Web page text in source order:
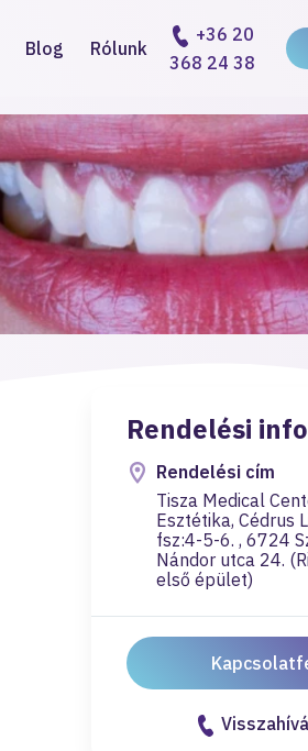
Blog Rólunk
+36 20
368 24 38
Rendelési
Rendelési cím
Tisza Medical
Esztétika, Cédrus
fsz:4-5-6. , 6724
Nándor utca 24.
első épület)